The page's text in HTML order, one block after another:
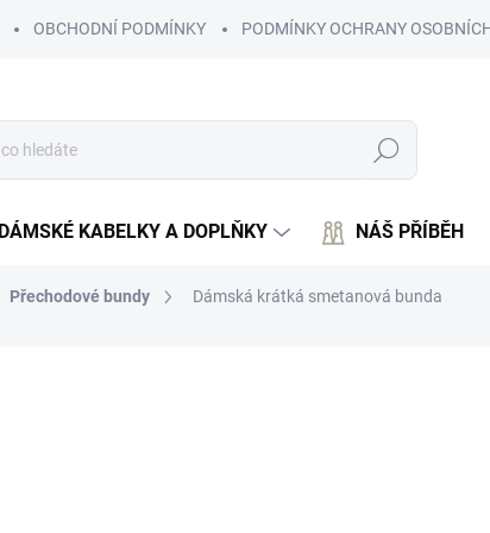
OBCHODNÍ PODMÍNKY PODMÍNKY OCHRANY
Hledat
DÁMSKÉ KABELKY A DOPLŇKY NÁŠ PŘÍBĚH
Přechodové bundy Dámská krátká smetanová bunda